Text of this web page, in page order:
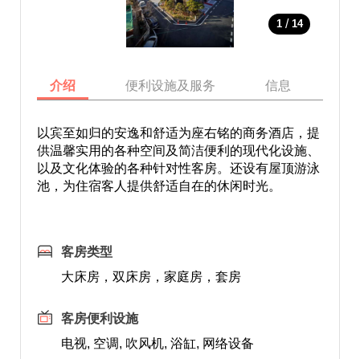
1 / 14
介绍 便利设施及服务 信息
以宾至如归的安逸和舒适为座右铭的商务酒店，提
供温馨实用的各种空间及简洁便利的现代化设施、
以及文化体验的各种针对性客房。还设有屋顶游泳
池，为住宿客人提供舒适自在的休闲时光。
客房类型
大床房，双床房，家庭房，套房
客房便利设施
电视, 空调, 吹风机, 浴缸, 网络设备